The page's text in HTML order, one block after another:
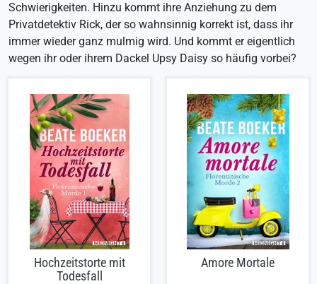
Schwierigkeiten. Hinzu kommt ihre Anziehung zu dem
Privatdetektiv Rick, der so wahnsinnig korrekt ist, dass ihr
immer wieder ganz mulmig wird. Und kommt er eigentlich
wegen ihr oder ihrem Dackel Upsy Daisy so häufig vorbei?
Hochzeitstorte mit
Todesfall
Amore Mortale